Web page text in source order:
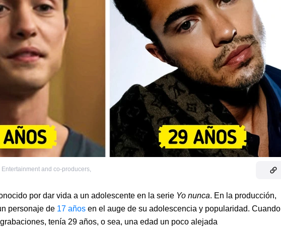
Entertainment and co-producers,
por dar vida a un adolescente en la serie Yo nunca. En la producción,
personaje de 17 años en el auge de su adolescencia y popularidad. Cuando
tenía 29 años, o sea, una edad un poco alejada